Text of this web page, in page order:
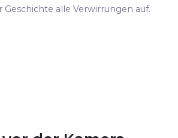
Geschichte alle Verwirrungen auf.